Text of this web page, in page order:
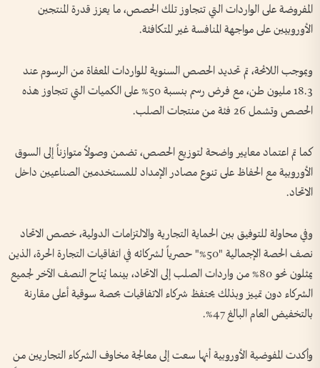
المفروضة على الواردات التي تتجاوز تلك الحصص، ما يعزز قدرة المنتجين
الأوروبيين على مواجهة المنافسة غير المتكافئة.
وبموجب اللائحة، تم تحديد الحصص السنوية للواردات المعفاة من الرسوم عند
18.3 مليون طن، مع فرض رسم بنسبة 50% على الكميات التي تتجاوز هذه
الحصص وتشمل 26 فئة من منتجات الصلب.
كما تم اعتماد معايير واضحة لتوزيع الحصص، تضمن وصولاً متوازناً إلى السوق
الأوروبية مع الحفاظ على تنوع مصادر الإمداد للمستخدمين الصناعيين داخل
الاتحاد.
وفي محاولة للتوفيق بين الحماية التجارية والالتزامات الدولية، خصص الاتحاد
نصف الحصة الإجمالية "50%" حصرياً لشركائه في اتفاقيات التجارة الحرة، الذين
يمثلون نحو 80% من واردات الصلب إلى الاتحاد، بينما يُتاح النصف الآخر لجميع
الشركاء دون تمييز وبذلك يحتفظ شركاء الاتفاقيات بحصة سوقية أعلى مقارنة
بالتخفيض العام البالغ 47%.
وأكدت المفوضية الأوروبية أنها سعت إلى معالجة مخاوف الشركاء التجاريين من